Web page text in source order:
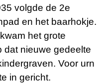
volgde de 2e
en het baarhokje.
het grote
dat nieuwe gedeelte
Voor urn
in gericht.